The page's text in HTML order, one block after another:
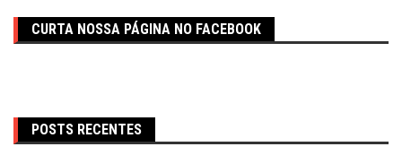
CURTA NOSSA PÁGINA NO FACEBOOK
POSTS RECENTES